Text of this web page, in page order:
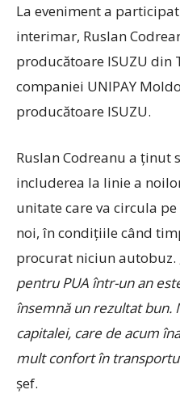
La eveniment a
interimar, Ruslan
producătoare ISUZU din
companiei UNIPAY
producătoare ISUZU.
Ruslan Codreanu a ținut
includerea la linie a
unitate care va circula
noi, în condițiile când
procurat niciun autobuz.
pentru PUA într-un an
însemnă un rezultat
capitalei, care de acum
mult confort în
șef.